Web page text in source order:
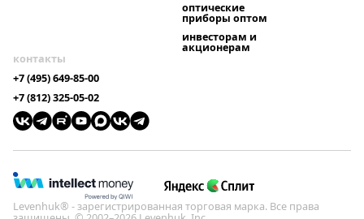
оптические
приборы оптом
инвесторам и
акционерам
контакты
+7 (495) 649-85-00
+7 (812) 325-05-02
Levenhuk® - зарегистрированная торговая марка. Все права